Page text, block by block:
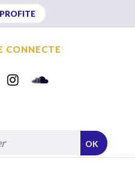
CONNECTE
OK